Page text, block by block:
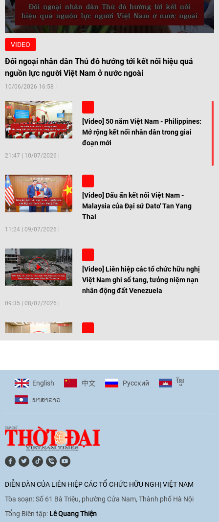
VIDEO
Đối ngoại nhân dân Thủ đô hướng tới kết nối hiệu quả
nguồn lực người Việt Nam ở nước ngoài
10/06/2026 16:58
[Video] 50 năm Việt Nam - Philippines:
Mở rộng kết nối nhân dân trong giai
đoạn mới
21:47 | 10/07/2026
[Video] Dấu ấn kết nối Việt Nam -
Malaysia của Đại sứ Dato' Tan Yang
Thai
11:24 | 09/07/2026
[Video] Liên hiệp các tổ chức hữu nghị
Việt Nam ghi sổ tang, tưởng niệm nạn
nhân động đất Venezuela
09:35 | 08/07/2026
[Video] Trẻ em Đông Á cùng kiến tạo
11:10|17/06/2026
hòa bình, hữu nghị giữa các dân tộc"
cho Đại sứ Hungary tại Việt Nam
17:25|13/06/2026
English 中文 Pусский ខ្មែរ
ພາ​ສາ​ລາວ
DIỄN ĐÀN CỦA LIÊN HIỆP CÁC TỔ CHỨC HỮU NGHỊ VIỆT NAM
Tòa soạn: Số 61 Bà Triệu, phường Cửa Nam, Thành phố Hà Nội
Tổng Biên tập: Lê Quang Thiện